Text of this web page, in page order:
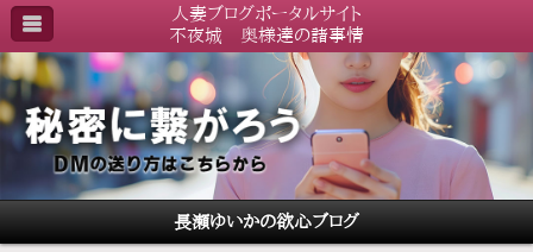
人妻ブログポータルサイト
不夜城 奥様達の諸事情
長瀬ゆいかの欲心ブログ